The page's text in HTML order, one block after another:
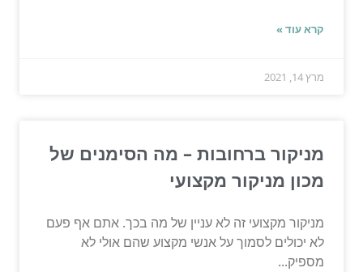
קרא עוד »
מרץ 14, 2021
מניקור ברחובות – מה הסימנים של
מכון מניקור מקצועי
מניקור מקצועי זה לא עניין של מה בכך. אתם אף פעם
לא יכולים לסמוך על אנשי מקצוע שהם אולי לא
מספיק...